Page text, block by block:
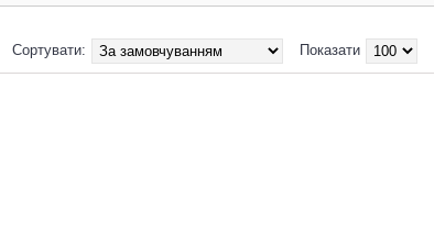
Показати
Сортувати: